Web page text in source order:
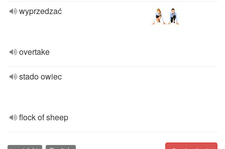
wyprzedzać
overtake
stado owiec
flock of sheep